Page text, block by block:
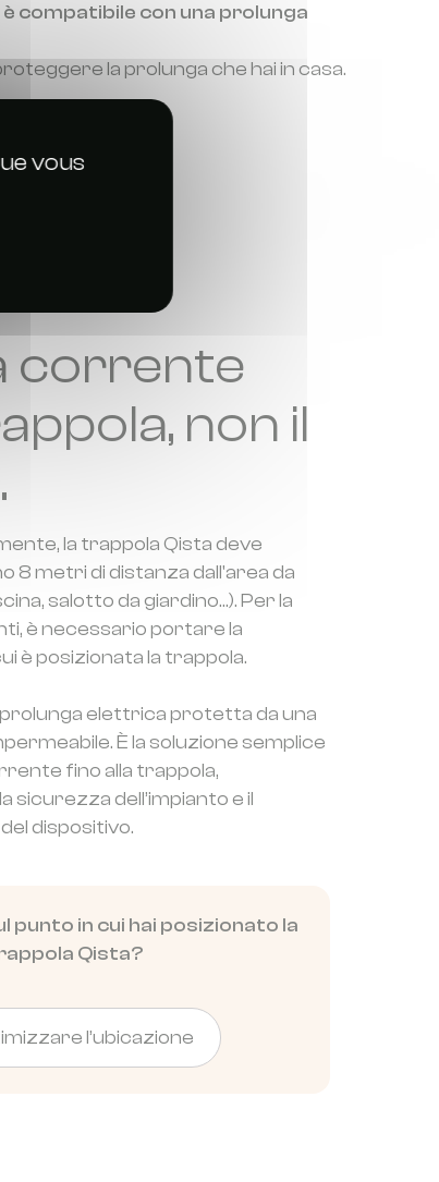
vous
compatibile con una prolunga
la prolunga che hai in casa.
corrente
non il
la trappola Qista deve
8 metri di distanza dall'area da
salotto da giardino...). Per la
è necessario portare la
è posizionata la trappola.
elettrica protetta da una
È la soluzione semplice
fino alla trappola,
sicurezza dell’impianto e il
dispositivo.
punto in cui hai posizionato la
Qista?
l’ubicazione